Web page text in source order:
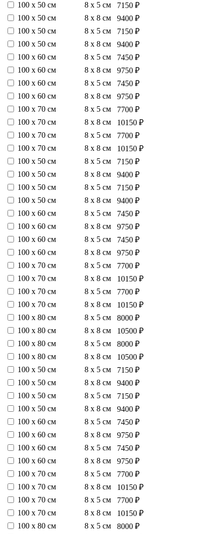
100 х 50 см
8 х 5 см
7150 ₽
100 х 50 см
8 х 8 см
9400 ₽
100 х 50 см
8 х 5 см
7150 ₽
100 х 50 см
8 х 8 см
9400 ₽
100 х 60 см
8 х 5 см
7450 ₽
100 х 60 см
8 х 8 см
9750 ₽
100 х 60 см
8 х 5 см
7450 ₽
100 х 60 см
8 х 8 см
9750 ₽
100 х 70 см
8 х 5 см
7700 ₽
100 х 70 см
8 х 8 см
10150 ₽
100 х 70 см
8 х 5 см
7700 ₽
100 х 70 см
8 х 8 см
10150 ₽
100 х 50 см
8 х 5 см
7150 ₽
100 х 50 см
8 х 8 см
9400 ₽
100 х 50 см
8 х 5 см
7150 ₽
100 х 50 см
8 х 8 см
9400 ₽
100 х 60 см
8 х 5 см
7450 ₽
100 х 60 см
8 х 8 см
9750 ₽
100 х 60 см
8 х 5 см
7450 ₽
100 х 60 см
8 х 8 см
9750 ₽
100 х 70 см
8 х 5 см
7700 ₽
100 х 70 см
8 х 8 см
10150 ₽
100 х 70 см
8 х 5 см
7700 ₽
100 х 70 см
8 х 8 см
10150 ₽
100 х 80 см
8 х 5 см
8000 ₽
100 х 80 см
8 х 8 см
10500 ₽
100 х 80 см
8 х 5 см
8000 ₽
100 х 80 см
8 х 8 см
10500 ₽
100 х 50 см
8 х 5 см
7150 ₽
100 х 50 см
8 х 8 см
9400 ₽
100 х 50 см
8 х 5 см
7150 ₽
100 х 50 см
8 х 8 см
9400 ₽
100 х 60 см
8 х 5 см
7450 ₽
100 х 60 см
8 х 8 см
9750 ₽
100 х 60 см
8 х 5 см
7450 ₽
100 х 60 см
8 х 8 см
9750 ₽
100 х 70 см
8 х 5 см
7700 ₽
100 х 70 см
8 х 8 см
10150 ₽
100 х 70 см
8 х 5 см
7700 ₽
100 х 70 см
8 х 8 см
10150 ₽
100 х 80 см
8 х 5 см
8000 ₽